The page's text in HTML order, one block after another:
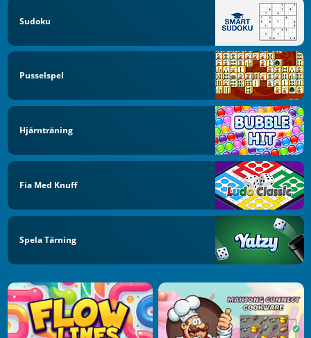
Sudoku
Pusselspel
Hjärnträning
Fia Med Knuff
Spela Tärning